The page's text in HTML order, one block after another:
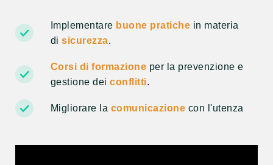
Implementare buone pratiche in materia
disicurezza.
Corsi di formazione per la prevenzione e
gestione deiconflitti.
Migliorare la comunicazione con l'utenza